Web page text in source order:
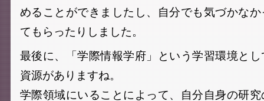
めることができましたし、自分でも気づかな
てもらったりしました。
最後に、「学際情報学府」という学習環境と
資源がありますね。
学際領域にいることによって、自分自身の研